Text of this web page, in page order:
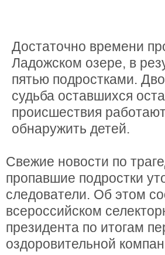
Достаточно времени
Ладожском озере, в
пятью подростками.
судьба оставшихся
происшествия
обнаружить детей.
Свежие новости по
пропавшие подростки
следователи. Об этом
всероссийском
президента по итогам
оздоровительной